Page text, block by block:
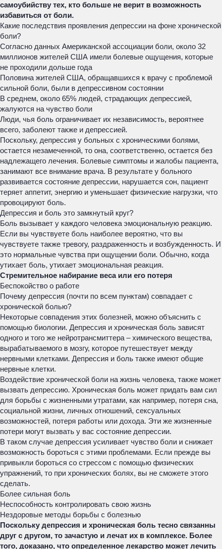
самоубийству тех, кто больше не верит в возможность
избавиться от боли.
Какие последствия проявления депрессии на фоне хронической
боли?
Согласно данных Американской ассоциации боли, около 32
миллионов жителей США имели болевые ощущения, которые
не проходили дольше года
Половина жителей США, обращавшихся к врачу с проблемой
сильной боли, были в депрессивном состоянии
В среднем, около 65% людей, страдающих депрессией,
жалуются на чувство боли
Люди, чья боль ограничивает их независимость, вероятнее
всего, заболеют также и депрессией.
Поскольку, депрессия у больных с хроническими болями,
остается незамеченной, то она, соответственно, остается без
надлежащего лечения. Болевые симптомы и жалобы пациента,
занимают все внимание врача. В результате у больного
развивается состояние депрессии, нарушается сон, пациент
теряет аппетит, энергию и уменьшает физические нагрузки, что
провоцируют боль.
Депрессия и боль это замкнутый круг?
Боль вызывает у каждого человека эмоциональную реакцию.
Если вы чувствуете боль наиболее вероятно, что вы
чувствуете также тревогу, раздраженность и возбужденность. И
это нормальные чувства при ощущении боли. Обычно, когда
утихает боль, утихает эмоциональная реакция.
Стремительное набирание веса или его потеря
Беспокойство о работе
Почему депрессия (почти по всем пунктам) совпадает с
хронической болью?
Некоторые совпадения этих болезней, можно объяснить с
помощью биологии. Депрессия и хроническая боль зависят
одного и того же нейротрансмиттера – химического вещества,
вырабатываемого в мозгу, которое путешествует между
нервными клетками. Депрессия и боль также имеют общие
нервные клетки.
Воздействие хронической боли на жизнь человека, также может
вызвать депрессию. Хроническая боль может придать вам сил
для борьбы с жизненными утратами, как например, потеря сна,
социальной жизни, личных отношений, сексуальных
возможностей, потеря работы или дохода. Эти же жизненные
потери могут вызвать у вас состояние депрессии.
В таком случае депрессия усиливает чувство боли и снижает
возможность бороться с этими проблемами. Если прежде вы
привыкли бороться со стрессом с помощью физических
упражнений, то при хронических болях, вы не сможете этого
сделать.
Более сильная боль
Неспособность контролировать свою жизнь
Нездоровые методы борьбы с болезнью
Поскольку депрессия и хроническая боль тесно связанны
друг с другом, то зачастую и лечат их в комплексе. Более
того, доказано, что определенное лекарство может лечить